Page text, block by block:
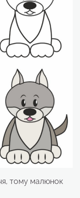
тому малюнок